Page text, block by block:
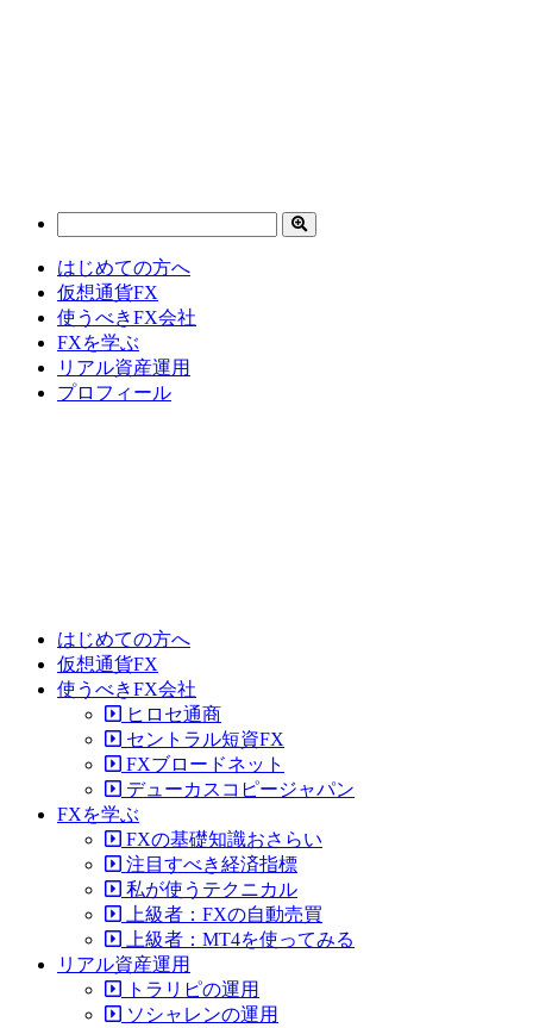
はじめての方へ
仮想通貨FX
使うべきFX会社
FXを学ぶ
リアル資産運用
プロフィール
はじめての方へ
仮想通貨FX
使うべきFX会社
ヒロセ通商
セントラル短資FX
FXブロードネット
デューカスコピージャパン
FXを学ぶ
FXの基礎知識おさらい
注目すべき経済指標
私が使うテクニカル
上級者：FXの自動売買
上級者：MT4を使ってみる
リアル資産運用
トラリピの運用
ソシャレンの運用